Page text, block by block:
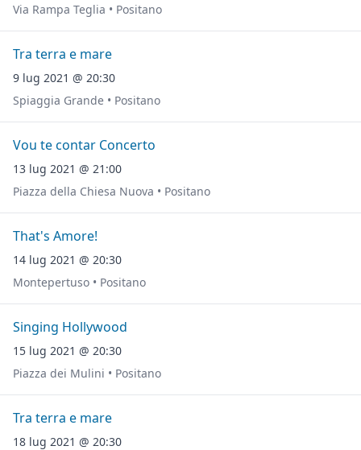
Via Rampa Teglia • Positano
Tra terra e mare
9 lug 2021 @ 20:30
Spiaggia Grande • Positano
Vou te contar Concerto
13 lug 2021 @ 21:00
Piazza della Chiesa Nuova • Positano
That's Amore!
14 lug 2021 @ 20:30
Montepertuso • Positano
Singing Hollywood
15 lug 2021 @ 20:30
Piazza dei Mulini • Positano
Tra terra e mare
18 lug 2021 @ 20:30